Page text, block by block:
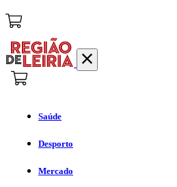
Saúde
Desporto
Mercado